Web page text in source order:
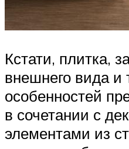
Кстати, плитка,
внешнего вида и
особенностей
в сочетании с
элементами из